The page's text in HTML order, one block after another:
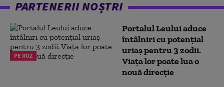
PARTENERII NOȘTRI
PE ROZ
Portalul Leului aduce
întâlniri cu potențial
uriaș pentru 3 zodii.
Viața lor poate lua o
nouă direcție